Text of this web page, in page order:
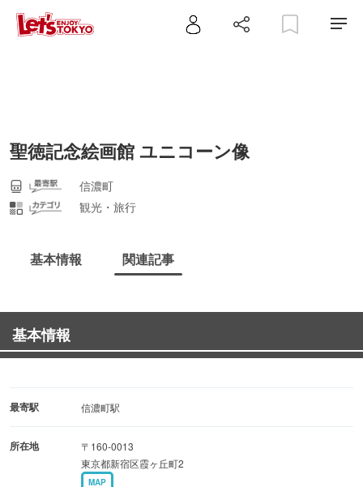
聖徳記念絵画館 ユニコーン像
信濃町
観光・旅行
基本情報 関連記事
基本情報
最寄駅 信濃町駅
所在地
〒160-0013
東京都新宿区霞ヶ丘町2
MAP